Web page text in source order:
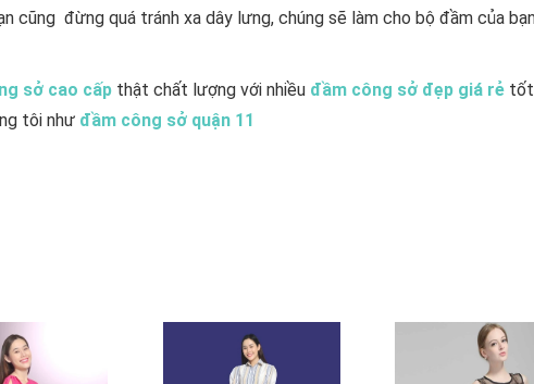
cũng đừng quá tránh xa dây lưng, chúng sẽ làm cho bộ đầm của
sở cao cấp thật chất lượng với nhiều đầm công sở đẹp giá rẻ tốt
tôi như đầm công sở quận 11